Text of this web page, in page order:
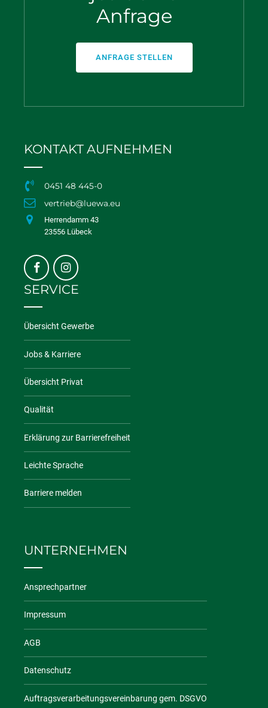
Anfrage
ANFRAGE STELLEN
KONTAKT AUFNEHMEN
0451 48 445-0
vertrieb@luewa.eu
Herrendamm 43
23556 Lübeck
SERVICE
Übersicht Gewerbe
Jobs & Karriere
Übersicht Privat
Qualität
Erklärung zur Barrierefreiheit
Leichte Sprache
Barriere melden
UNTERNEHMEN
Ansprechpartner
Impressum
AGB
Datenschutz
Auftragsverarbeitungsvereinbarung gem. DSGVO